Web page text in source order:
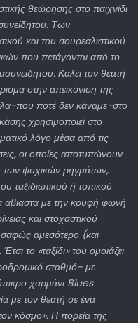
θεώρησης στο παιχνίδι
Των
και του σουρεαλιστικού
που πετάγονται από το
Καλεί τον θεατή
στην απεικόνιση της
που ποτέ δεν κάναμε-στο
χρησιμοποιεί στο
λόγο μέσα από τις
οι οποίες αποτυπώνουν
των ψυχικών ρηγμάτων,
ταξιδιωτικού ή τοπικού
αβίαστα με την κρυφή φωνή
και στοχαστικού
αμεσότερο (και
το «ταξίδι» του ομοιάζει
σταθμό- με
χαρμάνι Blues
με τον θεατή σε ένα
κόσμο». Η πορεία της